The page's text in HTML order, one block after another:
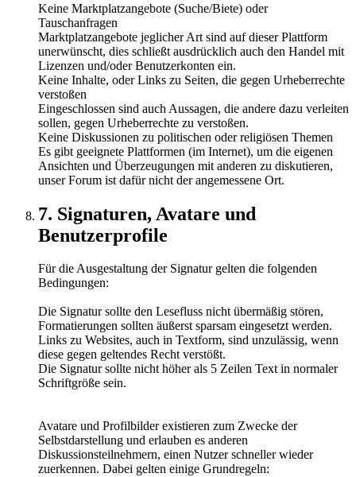
Keine Marktplatzangebote (Suche/Biete) oder
Tauschanfragen
Marktplatzangebote jeglicher Art sind auf dieser Plattform
unerwünscht, dies schließt ausdrücklich auch den Handel mit
Lizenzen und/oder Benutzerkonten ein.
Keine Inhalte, oder Links zu Seiten, die gegen Urheberrechte
verstoßen
Eingeschlossen sind auch Aussagen, die andere dazu verleiten
sollen, gegen Urheberrechte zu verstoßen.
Keine Diskussionen zu politischen oder religiösen Themen
Es gibt geeignete Plattformen (im Internet), um die eigenen
Ansichten und Überzeugungen mit anderen zu diskutieren,
unser Forum ist dafür nicht der angemessene Ort.
7. Signaturen, Avatare und
Benutzerprofile
Für die Ausgestaltung der Signatur gelten die folgenden
Bedingungen:
Die Signatur sollte den Lesefluss nicht übermäßig stören,
Formatierungen sollten äußerst sparsam eingesetzt werden.
Links zu Websites, auch in Textform, sind unzulässig, wenn
diese gegen geltendes Recht verstößt.
Die Signatur sollte nicht höher als 5 Zeilen Text in normaler
Schriftgröße sein.
Avatare und Profilbilder existieren zum Zwecke der
Selbstdarstellung und erlauben es anderen
Diskussionsteilnehmern, einen Nutzer schneller wieder
zuerkennen. Dabei gelten einige Grundregeln: